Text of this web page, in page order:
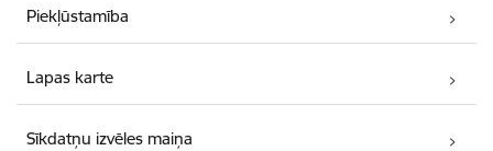
Piekļūstamība
Lapas karte
Sīkdatņu izvēles maiņa